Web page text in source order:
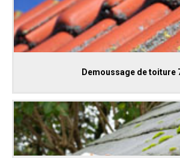
Demoussage de toiture